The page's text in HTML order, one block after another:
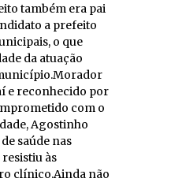
também era pai
a prefeito
o que
da atuação
e reconhecido por
com o
Agostinho
saúde nas
às
clínico.Ainda não